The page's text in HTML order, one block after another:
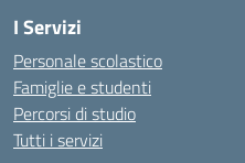
I Servizi
Personale scolastico
Famiglie e studenti
Percorsi di studio
Tutti i servizi